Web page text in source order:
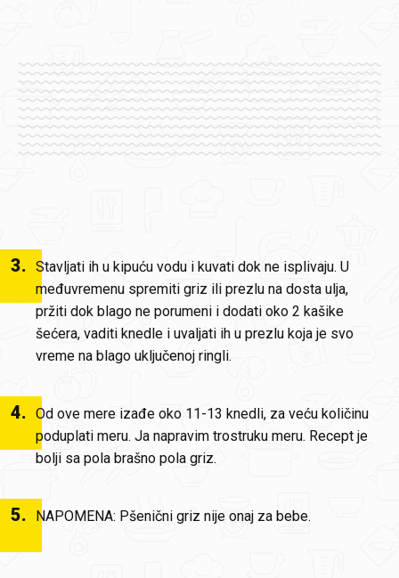
3. Stavljati ih u kipuću vodu i kuvati dok ne isplivaju. U
međuvremenu spremiti griz ili prezlu na dosta ulja,
pržiti dok blago ne porumeni i dodati oko 2 kašike
šećera, vaditi knedle i uvaljati ih u prezlu koja je svo
vreme na blago uključenoj ringli.
4. Od ove mere izađe oko 11-13 knedli, za veću količinu
poduplati meru. Ja napravim trostruku meru. Recept je
bolji sa pola brašno pola griz.
5. NAPOMENA: Pšenični griz nije onaj za bebe.